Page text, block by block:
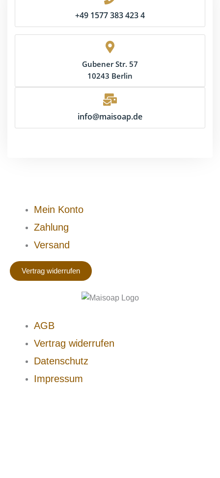
+49 1577 383 423 4
Gubener Str. 57
10243 Berlin
info@maisoap.de
Mein Konto
Zahlung
Versand
Vertrag widerrufen
AGB
Vertrag widerrufen
Datenschutz
Impressum